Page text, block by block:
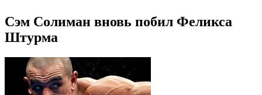
Сэм Солиман вновь побил Феликса
Штурма